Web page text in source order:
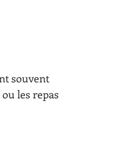
souvent
les repas